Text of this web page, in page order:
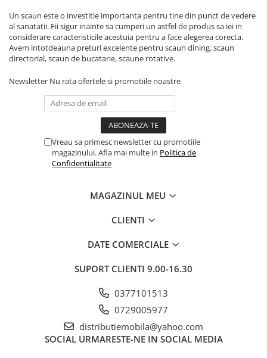
Un scaun este o investitie importanta pentru tine din punct de vedere
al sanatatii. Fii sigur inainte sa cumperi un astfel de produs sa iei in
considerare caracteristicile acestuia pentru a face alegerea corecta.
Avem intotdeauna preturi excelente pentru scaun dining, scaun
directorial, scaun de bucatarie, scaune rotative.
Newsletter Nu rata ofertele si promotiile noastre
Vreau sa primesc newsletter cu promotiile
magazinului. Afla mai multe in Politica de
Confidentialitate
MAGAZINUL MEU
CLIENTI
DATE COMERCIALE
SUPORT CLIENTI 9.00-16.30
0377101513
0729005977
distributiemobila@yahoo.com
SOCIAL URMARESTE-NE IN SOCIAL MEDIA